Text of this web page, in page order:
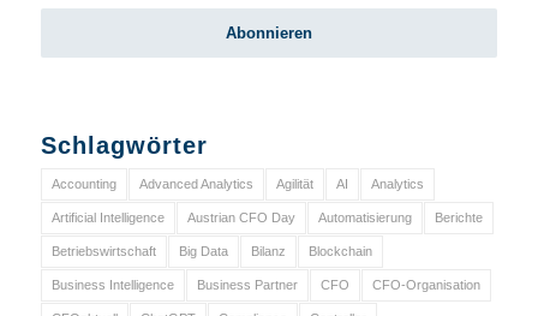
Schlagwörter
Accounting Advanced Analytics Agilität AI Analytics
Artificial Intelligence Austrian CFO Day Automatisierung Berichte
Betriebswirtschaft Big Data Bilanz Blockchain
Business Intelligence Business Partner CFO CFO-Organisation